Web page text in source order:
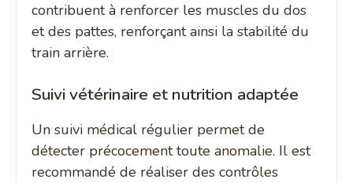
contribuent à renforcer les muscles du dos
et des pattes, renforçant ainsi la stabilité du
train arrière.
Suivi vétérinaire et nutrition adaptée
Un suivi médical régulier permet de
détecter précocement toute anomalie. Il est
recommandé de réaliser des contrôles